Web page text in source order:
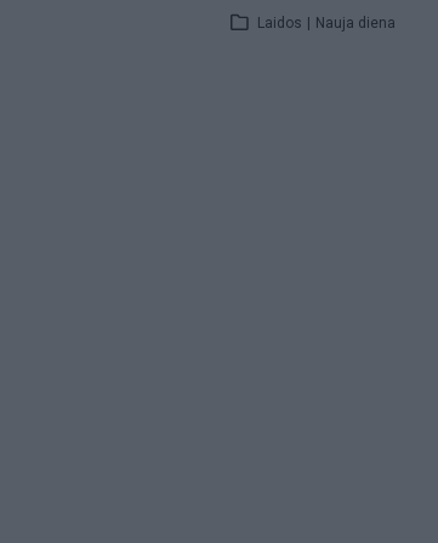
Laidos | Nauja diena